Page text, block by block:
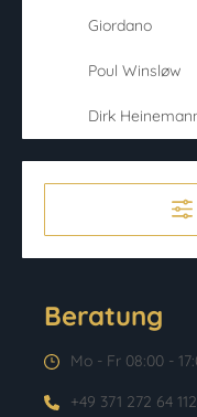
Giordano
Poul Winsløw
Dirk
Beratung
Mo - Fr 08:00 -
+49 371 272 64 112